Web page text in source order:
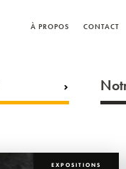
À PROPOS CONTACT
EXPOSITIONS